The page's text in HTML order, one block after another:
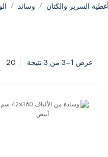
أغطية السرير والكتان وسائد
عرض 1–3 من 3 نتيجة 20